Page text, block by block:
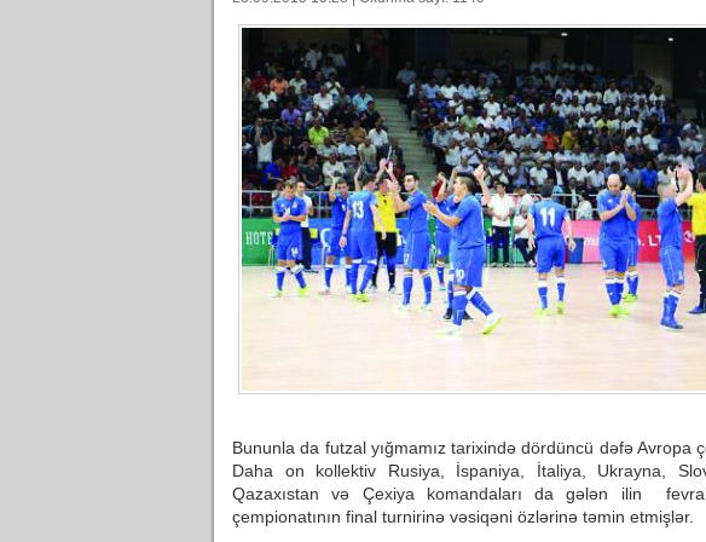
Bununla da futzal yığmamız tarixində dördüncü dəfə Avropa
Daha on kollektiv Rusiya, İspaniya, İtaliya, Ukrayna,
Qazaxıstan və Çexiya komandaları da gələn ilin
çempionatının final turnirinə vəsiqəni özlərinə təmin etmişlər.